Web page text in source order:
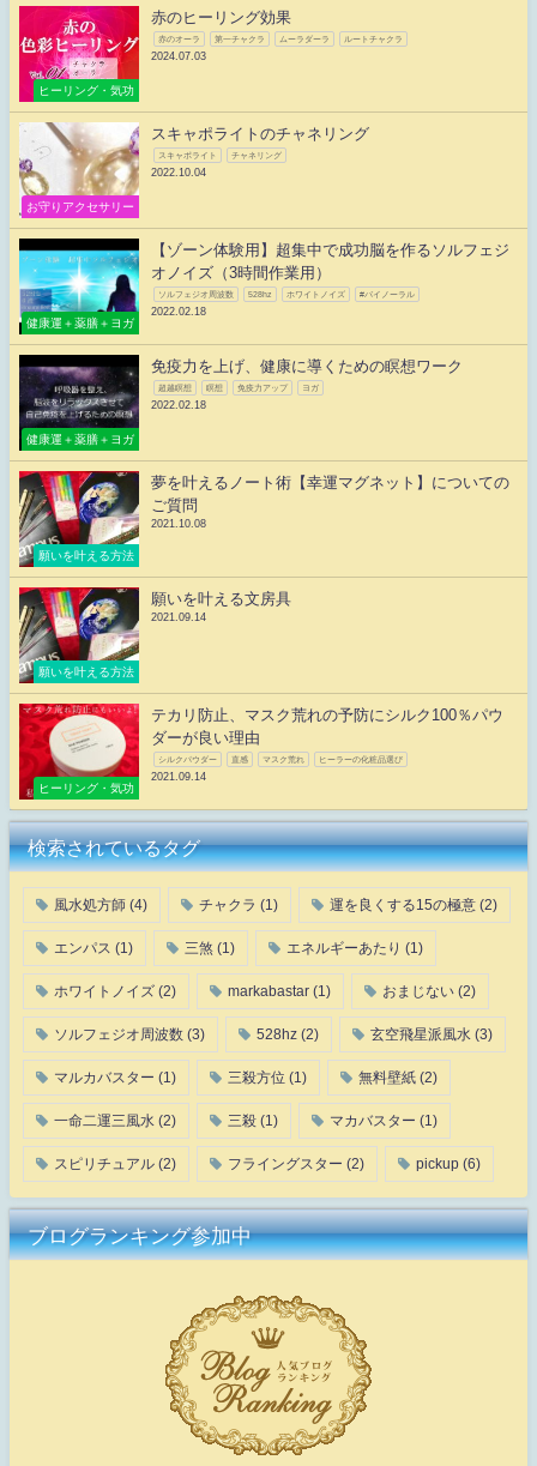
ヒーリング・気功
赤のヒーリング効果
赤のオーラ 第一チャクラ ムーラダーラ ルートチャクラ
2024.07.03
お守りアクセサリー
スキャポライトのチャネリング
スキャポライト チャネリング
2022.10.04
健康運＋薬膳＋ヨガ
【ゾーン体験用】超集中で成功脳を作るソルフェジ
オノイズ（3時間作業用）
ソルフェジオ周波数 528hz ホワイトノイズ #バイノーラル
2022.02.18
健康運＋薬膳＋ヨガ
免疫力を上げ、健康に導くための瞑想ワーク
超越瞑想 瞑想 免疫力アップ ヨガ
2022.02.18
願いを叶える方法
夢を叶えるノート術【幸運マグネット】についての
ご質問
2021.10.08
願いを叶える方法
願いを叶える文房具
2021.09.14
ヒーリング・気功
テカリ防止、マスク荒れの予防にシルク100％パウ
ダーが良い理由
シルクパウダー 直感 マスク荒れ ヒーラーの化粧品選び
2021.09.14
検索されているタグ
風水処方師 (4) チャクラ (1) 運を良くする15の極意 (2)
エンパス (1) 三煞 (1) エネルギーあたり (1)
ホワイトノイズ (2) markabastar (1) おまじない (2)
ソルフェジオ周波数 (3) 528hz (2) 玄空飛星派風水 (3)
マルカバスター (1) 三殺方位 (1) 無料壁紙 (2)
一命二運三風水 (2) 三殺 (1) マカバスター (1)
スピリチュアル (2) フライングスター (2) pickup (6)
ブログランキング参加中